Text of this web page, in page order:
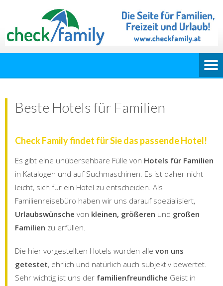
Beste Hotels für Familien
Check Family findet für Sie das passende Hotel!
Es gibt eine unübersehbare Fülle von Hotels für Familien
in Katalogen und auf Suchmaschinen. Es ist daher nicht
leicht, sich für ein Hotel zu entscheiden. Als
Familienreisebüro haben wir uns darauf spezialisiert,
Urlaubswünsche von kleinen, größeren und großen
Familien zu erfüllen.
Die hier vorgestellten Hotels wurden alle von uns
getestet, ehrlich und natürlich auch subjektiv bewertet.
Sehr wichtig ist uns der familienfreundliche Geist in